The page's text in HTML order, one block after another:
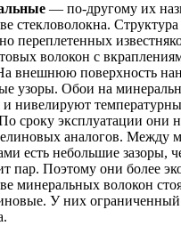
— по-другому их
стекловолокна.
переплетенных
волокон с
внешнюю поверхность
узоры. Обои на
и нивелируют
сроку эксплуатации они
аналогов. Между
есть небольшие зазоры,
пар. Поэтому они более
минеральных волокон
У них